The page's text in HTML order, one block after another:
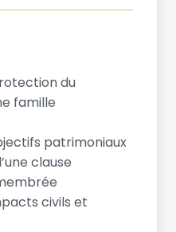
du
famille
patrimoniaux
clause
civils et